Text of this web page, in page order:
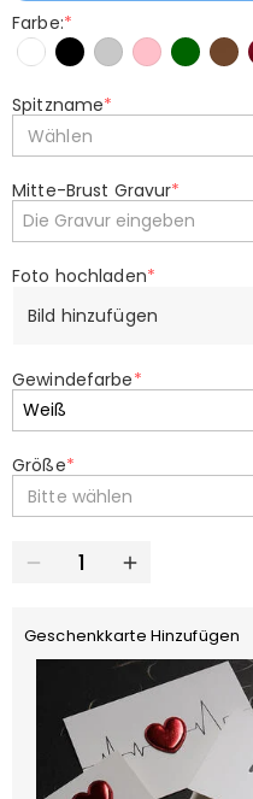
Farbe:*
Spitzname*
Wählen
Mitte-Brust Gravur*
Foto hochladen*
Bild hinzufügen
Gewindefarbe*
Größe*
Bitte wählen
Geschenkkarte Hinzufügen